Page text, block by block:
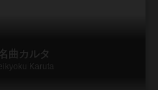
曲カルタ
Karuta